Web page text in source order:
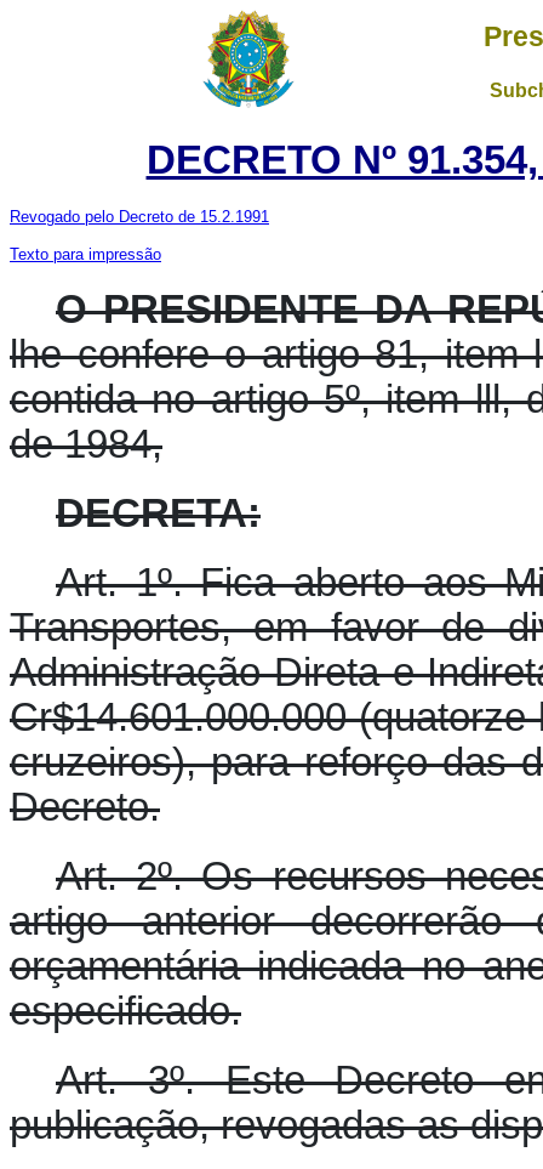
DECRETO Nº
Revogado pelo Decreto de 15.2.1991
Texto para impressão
O PRESIDENTE DA
lhe confere o artigo 81, item
contida no artigo 5º, item lll,
de 1984,
DECRETA:
Art. 1º. Fica aberto aos
Transportes, em favor de
Administração Direta e
Cr$14.601.000.000
cruzeiros), para reforço das
Decreto.
Art. 2º. Os recursos
artigo anterior
orçamentária indicada no
especificado.
Art. 3º. Este Decreto
publicação, revogadas as